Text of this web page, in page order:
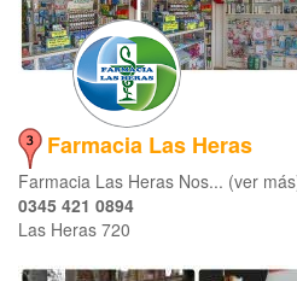
Farmacia Las Heras
Farmacia Las Heras Nos... (ver
0345 421 0894
Las Heras 720